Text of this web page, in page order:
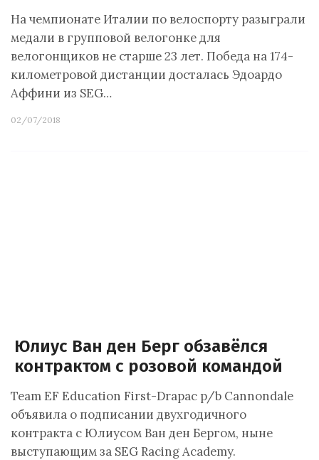
На чемпионате Италии по велоспорту разыграли
медали в групповой велогонке для
велогонщиков не старше 23 лет. Победа на 174-
километровой дистанции досталась Эдоардо
Аффини из SEG…
02/07/2018
Юлиус Ван ден Берг обзавёлся
контрактом с розовой командой
Team EF Education First-Drapac p/b Cannondale
объявила о подписании двухгодичного
контракта с Юлиусом Ван ден Бергом, ныне
выступающим за SEG Racing Academy.